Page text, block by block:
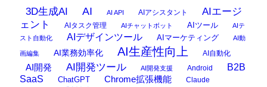
3D生成AI AI AI API AIアシスタント
AIエージ
ェント
AIタスク管理 AIチャットボット AIツール
AIテ
スト自動化
AIデザインツール AIマーケティング AI動
画編集 AI業務効率化 AI生産性向上 AI自動化
AI開発 AI開発ツール AI開発支援 Android
B2B
SaaS
ChatGPT Chrome拡張機能 Claude